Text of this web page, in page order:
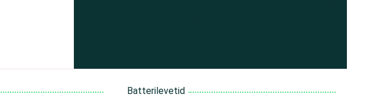
Batterilevetid